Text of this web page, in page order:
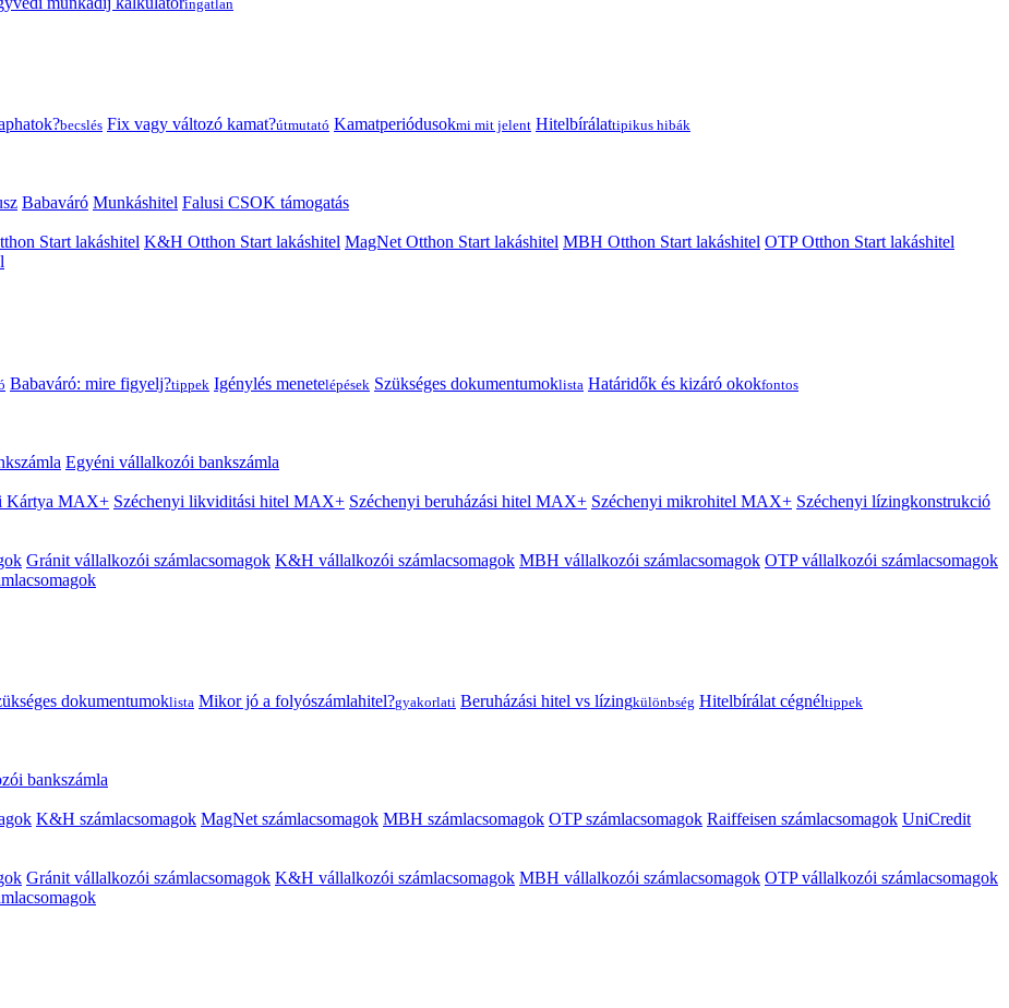
ingatlan
becslés Fix vagy változó kamat?útmutató Kamatperiódusokmi mit jelent Hitelbírálattipikus hibák
Babaváró Munkáshitel Falusi CSOK támogatás
Start lakáshitel K&H Otthon Start lakáshitel MagNet Otthon Start lakáshitel MBH Otthon Start lakáshitel OTP Otthon Start lakáshitel
Babaváró: mire figyelj?tippek Igénylés menetelépések Szükséges dokumentumoklista Határidők és kizáró okokfontos
Egyéni vállalkozói bankszámla
Kártya MAX+ Széchenyi likviditási hitel MAX+ Széchenyi beruházási hitel MAX+ Széchenyi mikrohitel MAX+ Széchenyi lízingkonstrukció
Gránit vállalkozói számlacsomagok K&H vállalkozói számlacsomagok MBH vállalkozói számlacsomagok OTP vállalkozói számlacsomagok
dokumentumoklista Mikor jó a folyószámlahitel?gyakorlati Beruházási hitel vs lízingkülönbség Hitelbírálat cégnéltippek
bankszámla
K&H számlacsomagok MagNet számlacsomagok MBH számlacsomagok OTP számlacsomagok Raiffeisen számlacsomagok UniCredit
Gránit vállalkozói számlacsomagok K&H vállalkozói számlacsomagok MBH vállalkozói számlacsomagok OTP vállalkozói számlacsomagok